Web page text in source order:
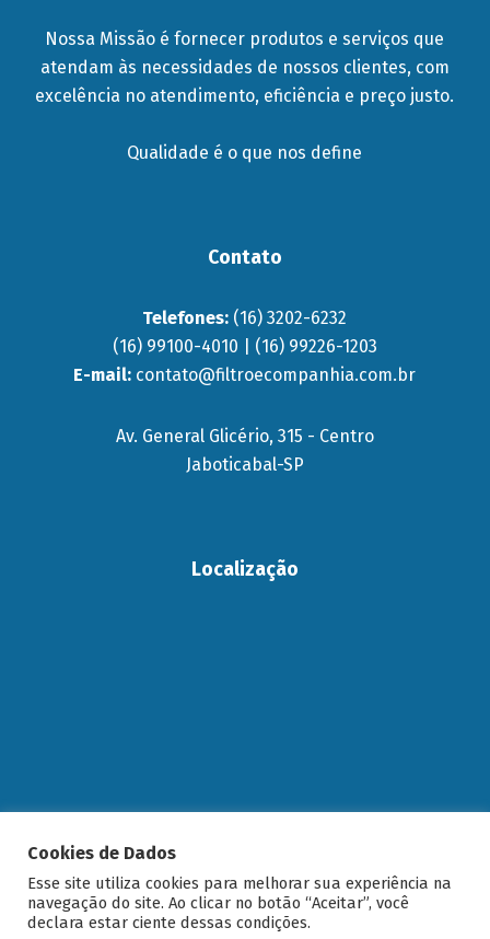
Nossa Missão é fornecer produtos e serviços que
atendam às necessidades de nossos clientes, com
excelência no atendimento, eficiência e preço justo.
Qualidade é o que nos define
Contato
Telefones: (16) 3202-6232
(16) 99100-4010 | (16) 99226-1203
E-mail: contato@filtroecompanhia.com.br
Av. General Glicério, 315 - Centro
Jaboticabal-SP
Localização
Cookies de Dados
Esse site utiliza cookies para melhorar sua experiência na
navegação do site. Ao clicar no botão “Aceitar”, você
declara estar ciente dessas condições.